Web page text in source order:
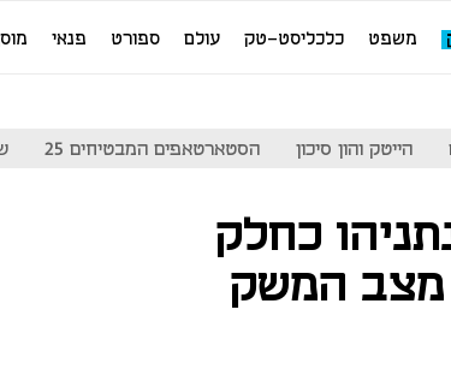
משפט כלכליסט-טק עולם ספורט פנאי
הייטק והון סיכון הסטארטאפים המבטיחים 25
כחלק
מצב המשק